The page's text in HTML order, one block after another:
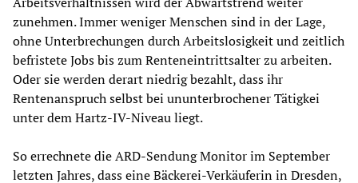
zunehmen. Immer weniger Menschen sind in der Lage,
ohne Unterbrechungen durch Arbeitslosigkeit und zeitlich
befristete Jobs bis zum Renteneintrittsalter zu arbeiten.
Oder sie werden derart niedrig bezahlt, dass ihr
Rentenanspruch selbst bei ununterbrochener Tätigkei
unter dem Hartz-IV-Niveau liegt.
So errechnete die ARD-Sendung Monitor im September
letzten Jahres, dass eine Bäckerei-Verkäuferin in Dresden,